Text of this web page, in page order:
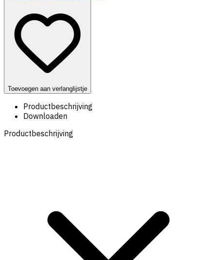
Toevoegen aan verlanglijstje
Productbeschrijving
Downloaden
Productbeschrijving